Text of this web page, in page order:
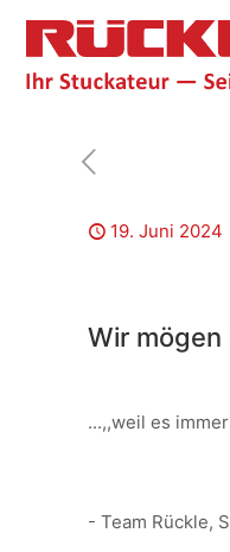
19. Juni 2024
Wir mögen
...,,weil es
- Team Rückle,